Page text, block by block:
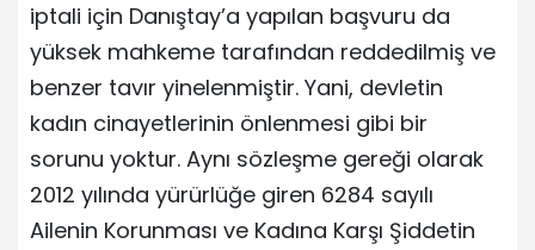
iptali için Danıştay’a yapılan başvuru da
yüksek mahkeme tarafından reddedilmiş ve
benzer tavır yinelenmiştir. Yani, devletin
kadın cinayetlerinin önlenmesi gibi bir
sorunu yoktur. Aynı sözleşme gereği olarak
2012 yılında yürürlüğe giren 6284 sayılı
Ailenin Korunması ve Kadına Karşı Şiddetin